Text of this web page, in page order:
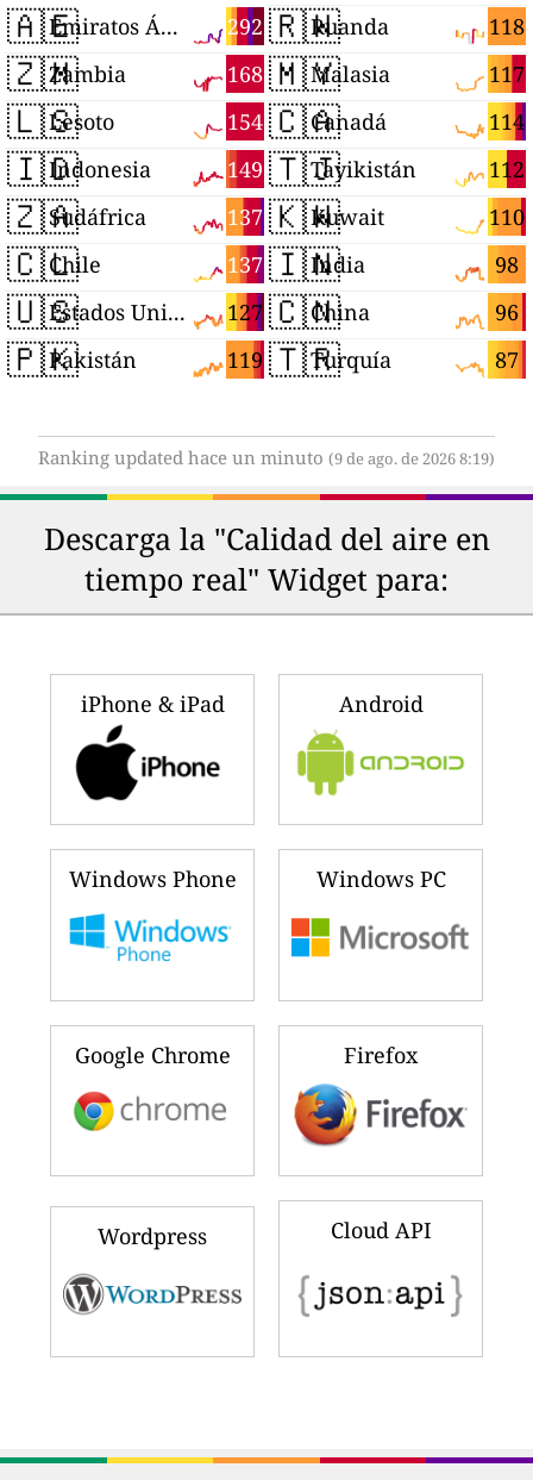
🇦🇪 292
Emiratos Árabes Unidos
🇿🇲 168
Zambia
🇱🇸 154
Lesoto
🇮🇩 149
Indonesia
🇿🇦 137
Sudáfrica
🇨🇱 137
Chile
🇺🇸 127
Estados Unidos
🇵🇰 119
Pakistán
🇷🇼 118
Ruanda
🇲🇾 117
Malasia
🇨🇦 114
Canadá
🇹🇯 112
Tayikistán
🇰🇼 110
Kuwait
🇮🇳 98
India
🇨🇳 96
China
🇹🇷 87
Turquía
Ranking updated hace un minuto (9 de ago. de 2026 8:19)
Descarga la "Calidad del aire en
tiempo real" Widget para:
iPhone & iPad Android
Windows Phone Windows PC
Google Chrome Firefox
Wordpress Cloud API